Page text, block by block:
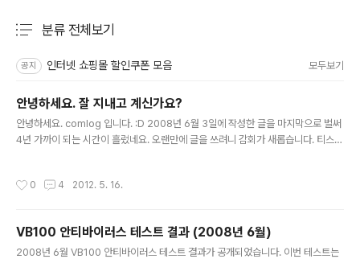
분류 전체보기
공지 인터넷 쇼핑몰 할인쿠폰 모음 모두보기
안녕하세요. 잘 지내고 계신가요?
안녕하세요. comlog 입니다. :D 2008년 6월 3일에 작성한 글을 마지막으로 벌써
4년 가까이 되는 시간이 흘렀네요. 오랜만에 글을 쓰려니 감회가 새롭습니다. 티스토
고 계셨습니까? 오랫동안 자리를 비운터라 더 이상 구독하시는 분들이 계실런지 모
처럼 쉽고 친절하게 설명해서 많은 사람들과 함께 나눌 수 있도록 하자, 였습니다. 그
래서 글을 작성할 때마다 좀 더 쉬운 단어, 쉬운 표..
0 4 2012. 5. 16.
VB100 안티바이러스 테스트 결과 (2008년 6월)
2008년 6월 VB100 안티바이러스 테스트 결과가 공개되었습니다. 이번 테스트는